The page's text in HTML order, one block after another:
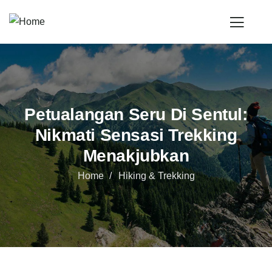
Petualangan Seru Di Sentul:
Nikmati Sensasi Trekking
Menakjubkan
Home Hiking & Trekking